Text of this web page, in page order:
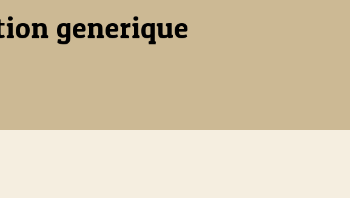
generique